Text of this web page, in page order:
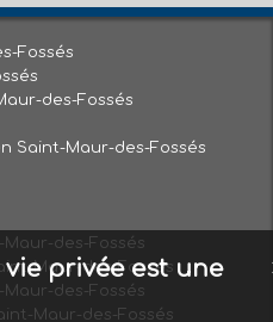
Fossés
des-Fossés
Saint-Maur-des-Fossés
des-Fossés
Maur-des-Fossés
des-Fossés
Maur-des-Fossés
privée est une